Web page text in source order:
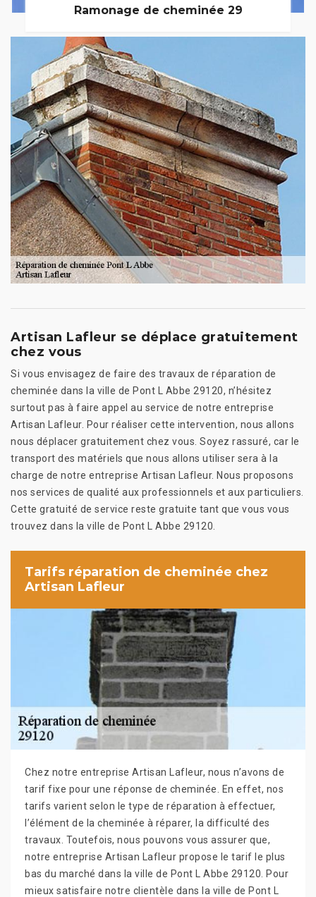
Ramonage de cheminée 29
Artisan Lafleur se déplace gratuitement
chez vous
Si vous envisagez de faire des travaux de réparation de
cheminée dans la ville de Pont L Abbe 29120, n’hésitez
surtout pas à faire appel au service de notre entreprise
Artisan Lafleur. Pour réaliser cette intervention, nous allons
nous déplacer gratuitement chez vous. Soyez rassuré, car le
transport des matériels que nous allons utiliser sera à la
charge de notre entreprise Artisan Lafleur. Nous proposons
nos services de qualité aux professionnels et aux particuliers.
Cette gratuité de service reste gratuite tant que vous vous
trouvez dans la ville de Pont L Abbe 29120.
Tarifs réparation de cheminée chez
Artisan Lafleur
Chez notre entreprise Artisan Lafleur, nous n’avons de
tarif fixe pour une réponse de cheminée. En effet, nos
tarifs varient selon le type de réparation à effectuer,
l’élément de la cheminée à réparer, la difficulté des
travaux. Toutefois, nous pouvons vous assurer que,
notre entreprise Artisan Lafleur propose le tarif le plus
bas du marché dans la ville de Pont L Abbe 29120. Pour
mieux satisfaire notre clientèle dans la ville de Pont L